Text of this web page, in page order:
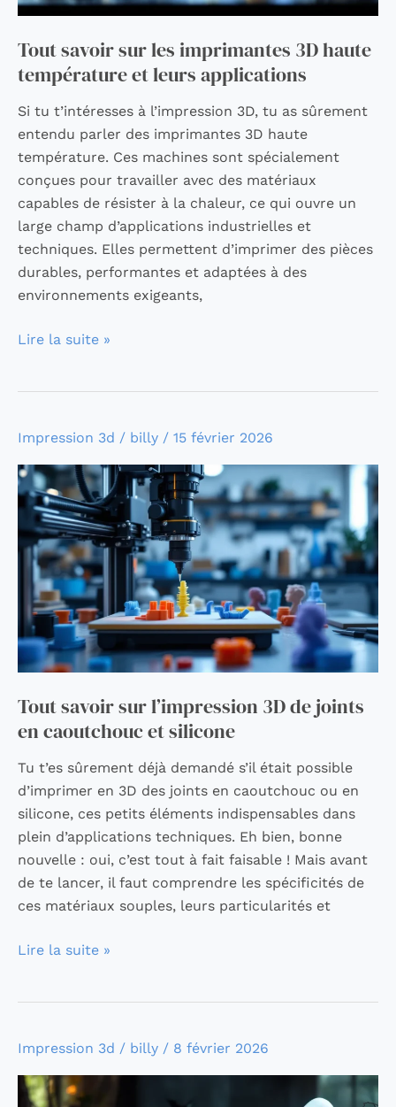
Tout savoir sur les imprimantes 3D haute
température et leurs applications
Si tu t’intéresses à l’impression 3D, tu as sûrement
entendu parler des imprimantes 3D haute
température. Ces machines sont spécialement
conçues pour travailler avec des matériaux
capables de résister à la chaleur, ce qui ouvre un
large champ d’applications industrielles et
techniques. Elles permettent d’imprimer des pièces
durables, performantes et adaptées à des
environnements exigeants,
Lire la suite »
Impression 3d / billy / 15 février 2026
Tout savoir sur l’impression 3D de joints
en caoutchouc et silicone
Tu t’es sûrement déjà demandé s’il était possible
d’imprimer en 3D des joints en caoutchouc ou en
silicone, ces petits éléments indispensables dans
plein d’applications techniques. Eh bien, bonne
nouvelle : oui, c’est tout à fait faisable ! Mais avant
de te lancer, il faut comprendre les spécificités de
ces matériaux souples, leurs particularités et
Tout
savoir
sur
l’impression
3D
de
joints
en
caoutchouc
et
silicone
Lire la suite »
Impression 3d / billy / 8 février 2026
Idées
d’impression
3D